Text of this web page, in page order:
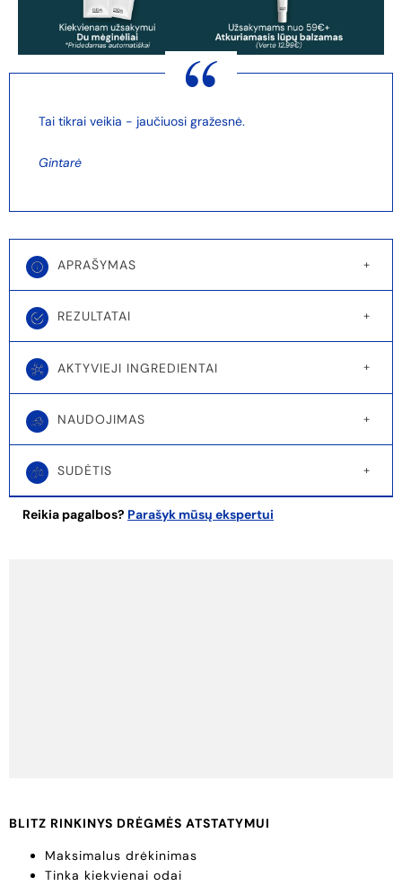
Tai tikrai veikia - jaučiuosi gražesnė.
Gintarė
APRAŠYMAS
REZULTATAI
AKTYVIEJI INGREDIENTAI
NAUDOJIMAS
SUDĖTIS
Reikia pagalbos? Parašyk mūsų ekspertui
BLITZ RINKINYS DRĖGMĖS ATSTATYMUI
Maksimalus drėkinimas
Tinka kiekvienai odai